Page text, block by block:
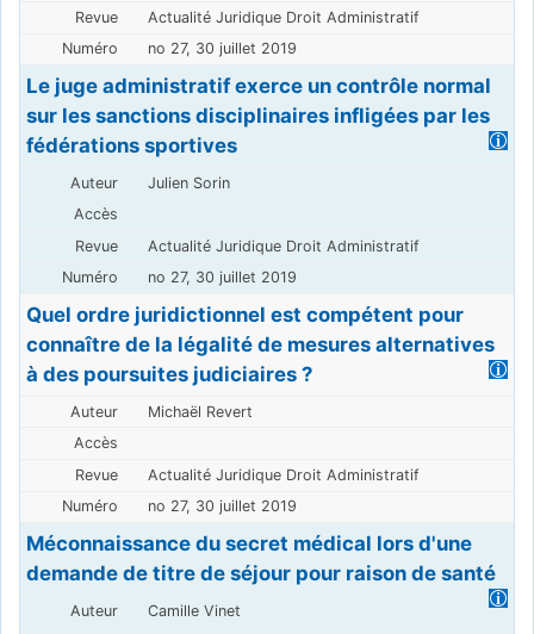
Actualité Juridique Droit Administratif
no 27, 30 juillet 2019
Le juge administratif exerce un contrôle normal
sur les sanctions disciplinaires infligées par les
fédérations sportives
Julien Sorin
Actualité Juridique Droit Administratif
no 27, 30 juillet 2019
Quel ordre juridictionnel est compétent pour
connaître de la légalité de mesures alternatives
à des poursuites judiciaires ?
Michaël Revert
Actualité Juridique Droit Administratif
no 27, 30 juillet 2019
Méconnaissance du secret médical lors d'une
demande de titre de séjour pour raison de santé
Camille Vinet